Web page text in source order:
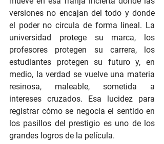
versiones no encajan del todo y donde
el poder no circula de forma lineal. La
universidad protege su marca, los
profesores protegen su carrera, los
estudiantes protegen su futuro y, en
medio, la verdad se vuelve una materia
resinosa, maleable, sometida a
intereses cruzados. Esa lucidez para
registrar cómo se negocia el sentido en
los pasillos del prestigio es uno de los
grandes logros de la película.